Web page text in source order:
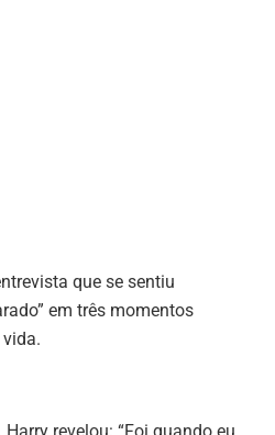
que se sentiu
em três momentos